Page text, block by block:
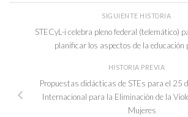
SIGUIENTE HISTORIA
STECyL-i celebra pleno federal (telemático)
planificar los aspectos de la educación
HISTORIA PREVIA
Propuestas didácticas de STEs para el 25
Internacional para la Eliminación de la
Mujeres